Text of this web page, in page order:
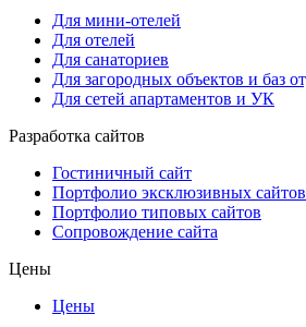
Для мини-отелей
Для отелей
Для санаториев
Для загородных объектов и баз
Для сетей апартаментов и УК
Разработка сайтов
Гостиничный сайт
Портфолио эксклюзивных сайтов
Портфолио типовых сайтов
Сопровождение сайта
Цены
Цены